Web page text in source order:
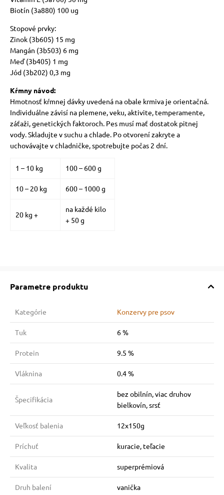
Biotín (3a880) 100 ug
Stopové prvky:
Zinok (3b605) 15 mg
Mangán (3b503) 6 mg
Meď (3b405) 1 mg
Jód (3b202) 0,3 mg
Kŕmny návod:
Hmotnosť kŕmnej dávky uvedená na obale krmiva je orientačná.
Individuálne závisí na plemene, veku, aktivite, temperamente,
záťaži, genetických faktoroch. Pes musí mať dostatok pitnej
vody.Skladujte v suchu a chlade. Po otvorení zakryte a
uchovávajte v chladničke, spotrebujte počas 2 dní.
1 – 10 kg 100 – 600 g
10 – 20 kg 600 – 1000 g
20 kg +
na každé kilo
+ 50 g
Parametre produktu
Kategórie Konzervy pre psov
Tuk 6 %
Protein 9.5 %
Vláknina 0.4 %
Špecifikácia
bez obilnín, viac druhov
bielkovín, srsť
Veľkosť balenia 12x150g
Príchuť kuracie, teľacie
Kvalita superprémiová
Druh balení vanička